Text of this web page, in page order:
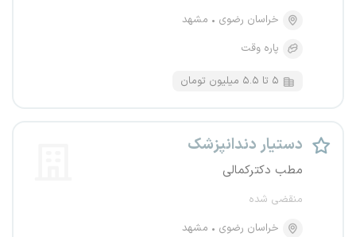
خراسان رضوی
مشهد
پاره وقت
۵ تا ۵.۵ میلیون تومان
دستیار دندانپزشک
مطب دکترکمالی
منقضی شده
خراسان رضوی
مشهد